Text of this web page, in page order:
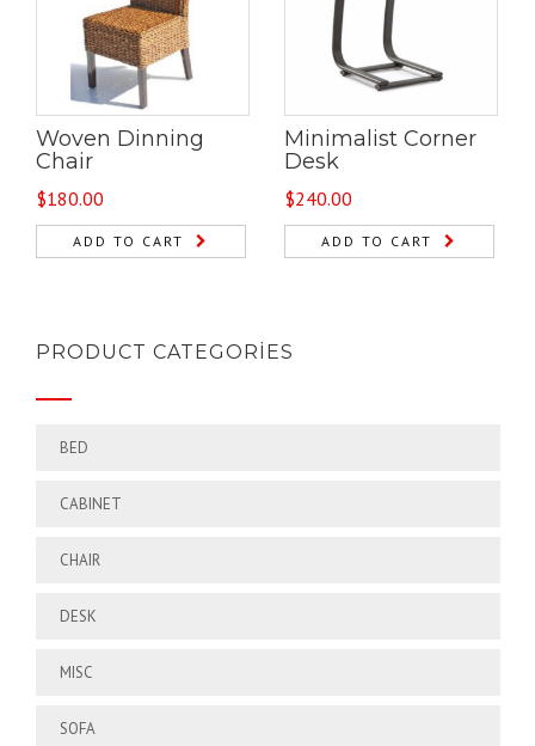
Woven Dinning
Chair
$180.00
ADD TO CART
Minimalist Corner
Desk
$240.00
ADD TO CART
PRODUCT CATEGORIES
BED
CABINET
CHAIR
DESK
MISC
SOFA